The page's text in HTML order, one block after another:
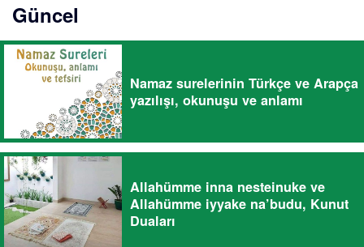
Güncel
Namaz surelerinin Türkçe ve Arapça
yazılışı, okunuşu ve anlamı
Allahümme inna nesteinuke ve
Allahümme iyyake na’budu, Kunut
Duaları